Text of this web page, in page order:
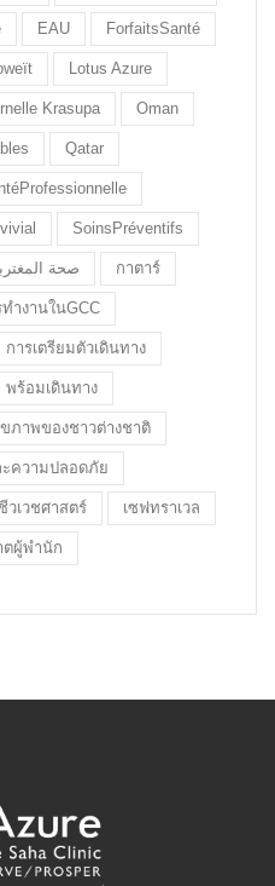
EAU ForfaitsSanté
Lotus Azure
Krasupa Oman
Qatar
SoinsPréventifs
صحة กาตาร์
ทำงานในGCC
การเตรียมตัวเดินทาง
พร้อมเดินทาง
ภาพของชาวต่างชาติ
ความปลอดภัย
วเวชศาสตร์ เซฟทราเวล
ผู้พำนัก